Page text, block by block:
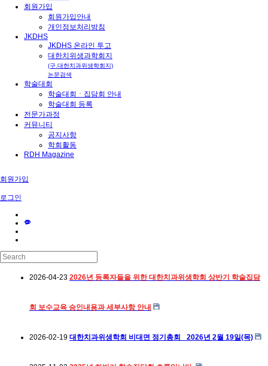
회원가입
회원가입안내
개인정보처리방침
JKDHS
JKDHS 온라인 투고
대한치위생과학회지
(구.대한치과위생학회지)
논문검색
학술대회
학술대회ㆍ집담회 안내
학술대회 등록
전문가과정
커뮤니티
공지사항
학회활동
RDH Magazine
회원가입
로그인
대한치과위생학회
공지
2026-04-23 2026년 등록자들을 위한 대한치과위생학회 상반기 학술집담
회 보수교육 승인내용과 세부사항 안내
2026-02-19 대한치과위생학회 비대면 정기총회_ 2026년 2월 19일(목)